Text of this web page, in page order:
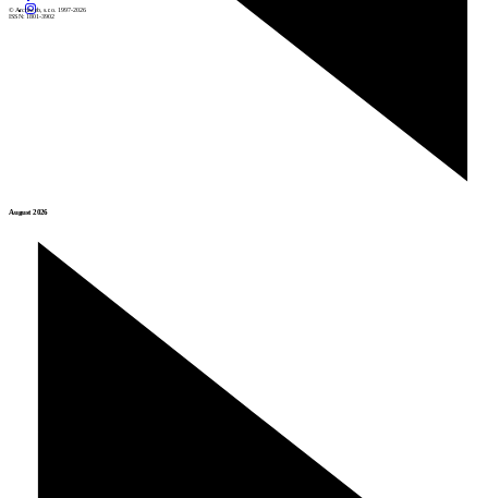
August 2026
© Archiweb, s.r.o. 1997-2026
ISSN: 1801-3902